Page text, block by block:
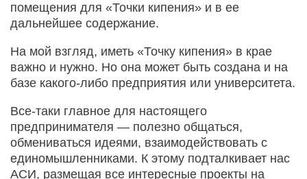
помещения для «Точки кипения» и в ее
дальнейшее содержание.
На мой взгляд, иметь «Точку кипения» в крае
важно и нужно. Но она может быть создана и на
базе какого-либо предприятия или университета.
Все-таки главное для настоящего
предпринимателя — полезно общаться,
обмениваться идеями, взаимодействовать с
единомышленниками. К этому подталкивает нас
АСИ, размещая все интересные проекты на